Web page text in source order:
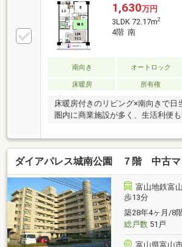
1,630万円
3LDK 72.17m2
4階 南
南向き オートロック
床暖房
所有権
床暖房付きのリビング×南向きで日
圏内に商業施設が多く、生活利便
ダイアパレス城南公園 ７階 中古マ
富山地鉄富
歩13分
築28年4ヶ月/8
総戸数51戸
富山県富山